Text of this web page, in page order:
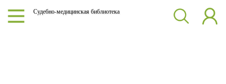
Судебно-медицинская библиотека